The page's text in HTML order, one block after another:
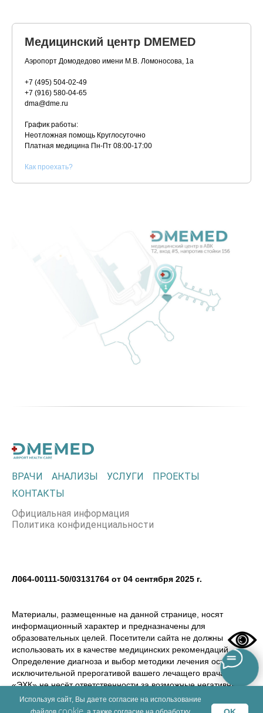
Медицинский центр DMEMED
Аэропорт Домодедово имени М.В. Ломоносова, 1а
+7 (495) 504-02-49
+7 (916) 580-04-65
dma@dme.ru
График работы:
Неотложная помощь Круглосуточно
Платная медицина Пн-Пт 08:00-17:00
Как проехать?
ВРАЧИ АНАЛИЗЫ УСЛУГИ
ПРОЕКТЫ
КОНТАКТЫ
Официальная информация
Политика конфиденциальности
Л064-00111-50/03131764 от 04 сентября 2025 г.
Материалы, размещенные на данной странице, носят
информационный характер и предназначены для
образовательных целей. Посетители сайта не должны
использовать их в качестве медицинских рекомендаций.
Определение диагноза и выбор методики лечения остается
исключительной прерогативой вашего лечащего врача! ООО
«ЭХК» не несёт ответственности за возможные негативные
последствия, возникшие в результате использования
информации, размещенной на сайте dmemed.ru
Используя сайт, Вы даете согласие на использование
cookie